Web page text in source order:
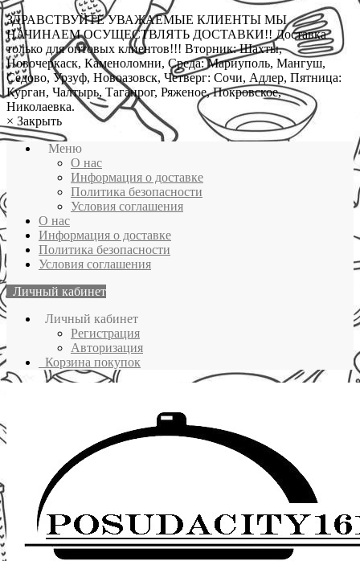
ЗДРАВСТВУЙТЕ УВАЖАЕМЫЕ КЛИЕНТЫ МЫ
НАЧИНАЕМ ОСУЩЕСТВЛЯТЬ ДОСТАВКИ!! Доставка
только для оптовых клиентов!!! Вторник: Шахты,
Новочеркаск, Каменоломни, Среда: Мариуполь, Мангуш,
Седово, Урзуф, Новоазовск, Четверг: Сочи, Адлер, Пятница:
Курган, Чалтырь, Таганрог, Ряженое, Покровское,
Николаевка.
× Закрыть
Меню
О нас
Информация о доставке
Политика безопасности
Условия соглашения
О нас
Информация о доставке
Политика безопасности
Условия соглашения
Личный кабинет
Личный кабинет
Регистрация
Авторизация
Корзина покупок